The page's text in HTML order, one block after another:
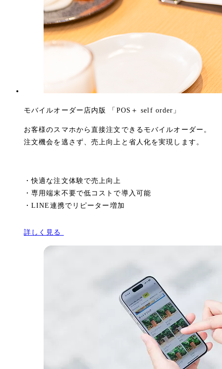
モバイルオーダー店内版 「POS＋ self order」
お客様のスマホから直接注文できるモバイルオーダー。
注文機会を逃さず、売上向上と省人化を実現します。
・快適な注文体験で売上向上
・専用端末不要で低コストで導入可能
・LINE連携でリピーター増加
詳しく見る